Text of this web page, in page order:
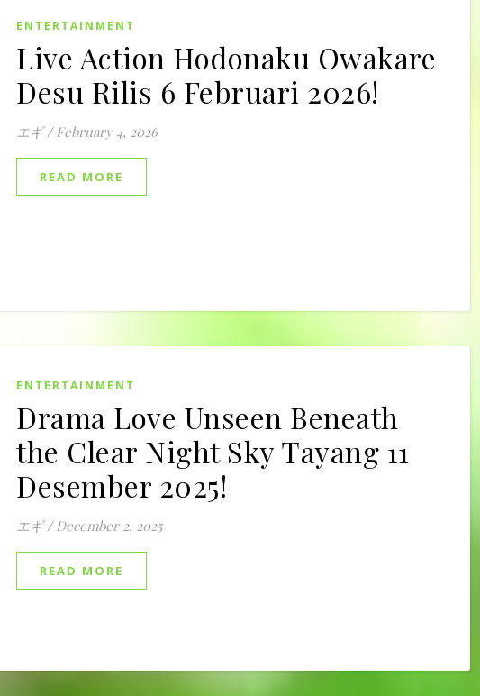
ENTERTAINMENT
Live Action Hodonaku Owakare
Desu Rilis 6 Februari 2026!
エギ / February 4, 2026
READ MORE
ENTERTAINMENT
Drama Love Unseen Beneath
the Clear Night Sky Tayang 11
Desember 2025!
エギ / December 2, 2025
READ MORE